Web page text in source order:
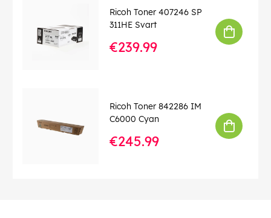
Ricoh Toner 407246 SP
311HE Svart
€239.99
Ricoh Toner 842286 IM
C6000 Cyan
€245.99